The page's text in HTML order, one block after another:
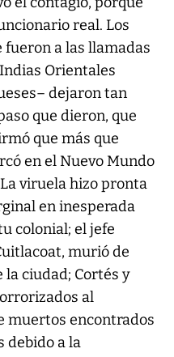
real. Los
a las llamadas
Orientales
dejaron tan
que dieron, que
que más que
en el Nuevo Mundo
viruela hizo pronta
en inesperada
colonial; el jefe
murió de
ciudad; Cortés y
al
muertos encontrados
debido a la